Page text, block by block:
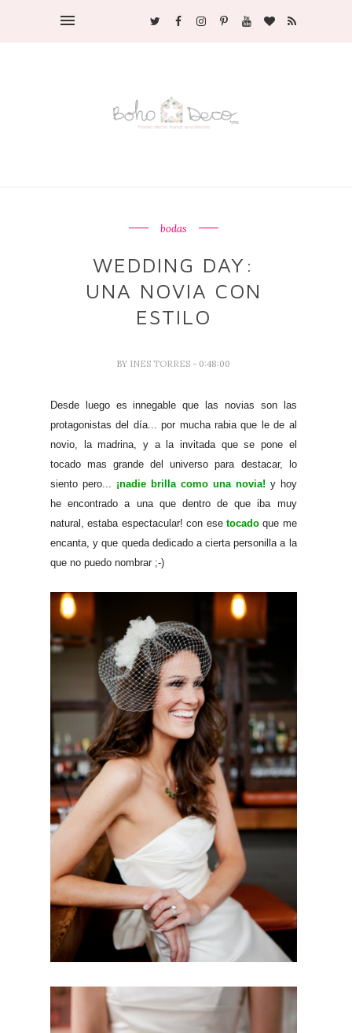
bodas
WEDDING DAY:
UNA NOVIA CON
ESTILO
BY INES TORRES - 0:48:00
Desde luego es innegable que las novias son las
protagonistas del día... por mucha rabia que le de al
novio, la madrina, y a la invitada que se pone el
tocado mas grande del universo para destacar, lo
siento pero... ¡nadie brilla como una novia! y hoy
he encontrado a una que dentro de que iba muy
natural, estaba espectacular! con ese tocado que me
encanta, y que queda dedicado a cierta personilla a la
que no puedo nombrar ;-)